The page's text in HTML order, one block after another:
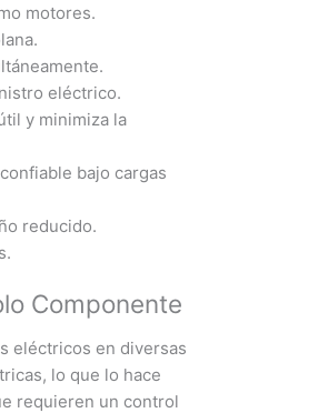
motores.
eléctrico.
y minimiza la
bajo cargas
reducido.
Componente
eléctricos en diversas
lo que lo hace
requieren un control